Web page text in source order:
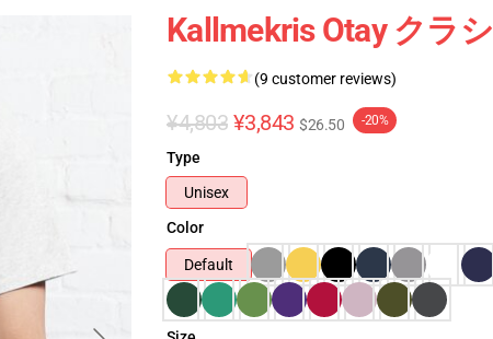
Kallmekris Otay クラ
(9 customer reviews)
¥4,803 ¥3,843 $26.50 -20%
Type
Unisex
Color
Default